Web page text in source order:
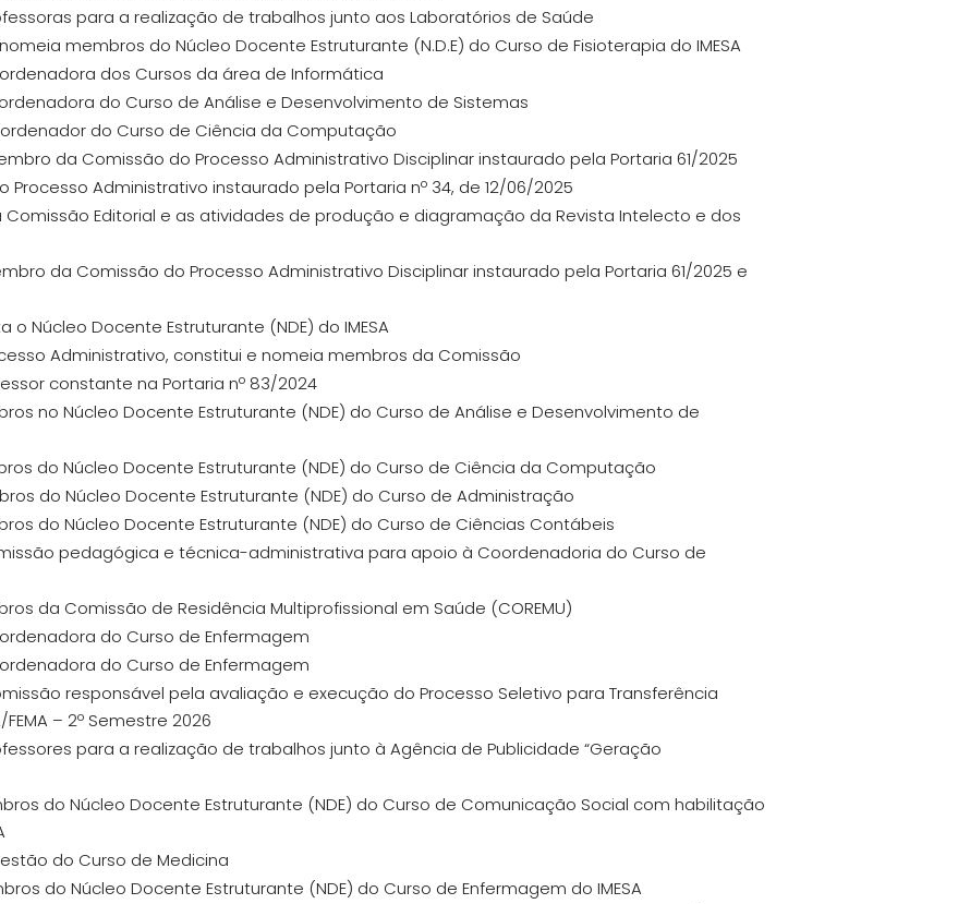
para a realização de trabalhos junto aos Laboratórios de Saúde
membros do Núcleo Docente Estruturante (N.D.E) do Curso de Fisioterapia do IMESA
dos Cursos da área de Informática
do Curso de Análise e Desenvolvimento de Sistemas
do Curso de Ciência da Computação
da Comissão do Processo Administrativo Disciplinar instaurado pela Portaria 61/2025
Processo Administrativo instaurado pela Portaria nº 34, de 12/06/2025
Comissão Editorial e as atividades de produção e diagramação da Revista Intelecto e dos
da Comissão do Processo Administrativo Disciplinar instaurado pela Portaria 61/2025 e
o Núcleo Docente Estruturante (NDE) do IMESA
Administrativo, constitui e nomeia membros da Comissão
constante na Portaria nº 83/2024
no Núcleo Docente Estruturante (NDE) do Curso de Análise e Desenvolvimento de
do Núcleo Docente Estruturante (NDE) do Curso de Ciência da Computação
do Núcleo Docente Estruturante (NDE) do Curso de Administração
do Núcleo Docente Estruturante (NDE) do Curso de Ciências Contábeis
pedagógica e técnica-administrativa para apoio à Coordenadoria do Curso de
da Comissão de Residência Multiprofissional em Saúde (COREMU)
do Curso de Enfermagem
do Curso de Enfermagem
responsável pela avaliação e execução do Processo Seletivo para Transferência
– 2º Semestre 2026
para a realização de trabalhos junto à Agência de Publicidade “Geração
do Núcleo Docente Estruturante (NDE) do Curso de Comunicação Social com habilitação
do Curso de Medicina
do Núcleo Docente Estruturante (NDE) do Curso de Enfermagem do IMESA